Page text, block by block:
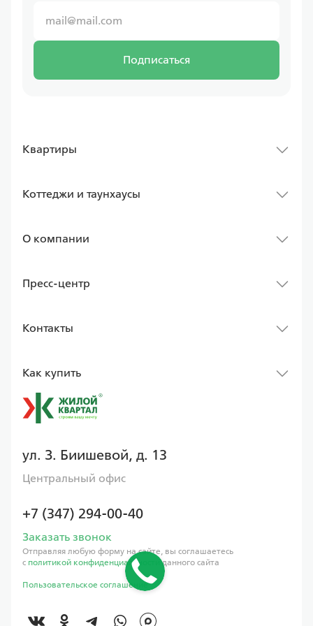
Подписаться
Квартиры
Коттеджи и таунхаусы
О компании
Пресс-центр
Контакты
Как купить
ул. З. Биишевой, д. 13
Центральный офис
+7 (347) 294-00-40
Заказать звонок
Отправляя любую форму на сайте, вы соглашаетесь
с политикой конфиденциальности данного сайта
Пользовательское соглашение